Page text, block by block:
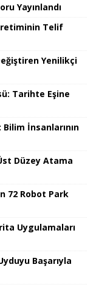
Yayınlandı
Telif
Yenilikçi
Tarihte Eşine
Bilim İnsanlarının
Düzey Atama
72 Robot Park
Uygulamaları
Başarıyla